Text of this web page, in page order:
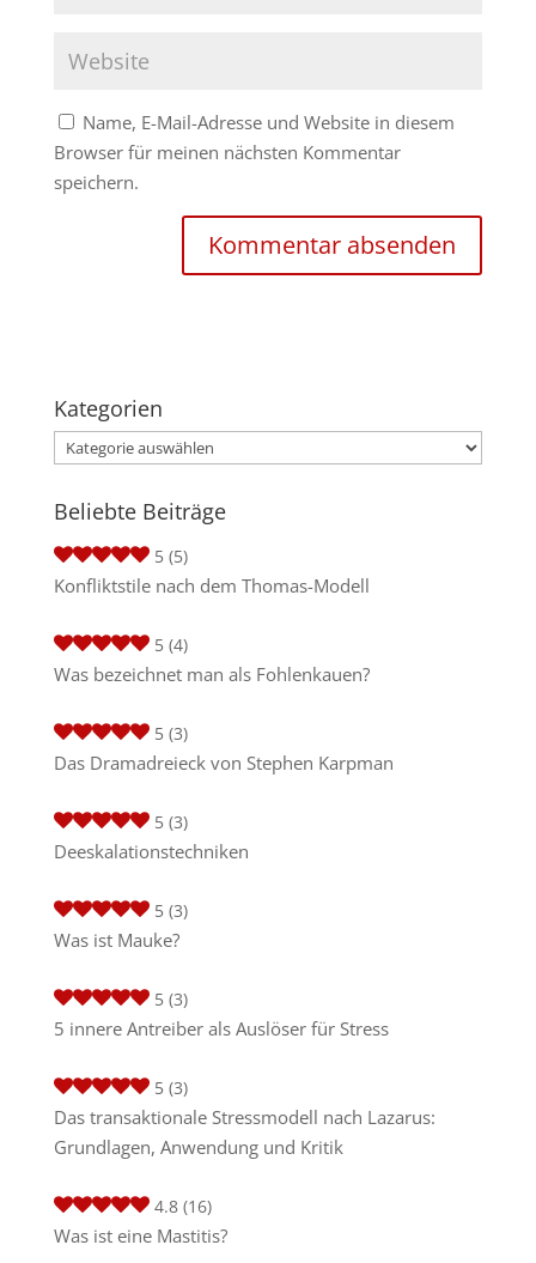
Name, E-Mail-Adresse und Website in diesem
Browser für meinen nächsten Kommentar
speichern.
Kategorien
Kategorien
Beliebte Beiträge
5 (5)
Konfliktstile nach dem Thomas-Modell
5 (4)
Was bezeichnet man als Fohlenkauen?
5 (3)
Das Dramadreieck von Stephen Karpman
5 (3)
Deeskalationstechniken
5 (3)
Was ist Mauke?
5 (3)
5 innere Antreiber als Auslöser für Stress
5 (3)
Das transaktionale Stressmodell nach Lazarus:
Grundlagen, Anwendung und Kritik
4.8 (16)
Was ist eine Mastitis?